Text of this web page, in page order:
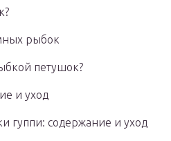
рыбок
петушок?
и уход
гуппи: содержание и уход